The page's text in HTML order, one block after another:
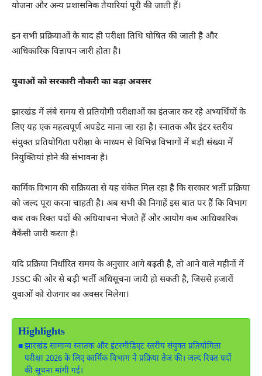
योजना और अन्य प्रशासनिक तैयारियां पूरी की जाती हैं।
इन सभी प्रक्रियाओं के बाद ही परीक्षा तिथि घोषित की जाती है और
आधिकारिक विज्ञापन जारी होता है।
युवाओं को सरकारी नौकरी का बड़ा अवसर
झारखंड में लंबे समय से प्रतियोगी परीक्षाओं का इंतजार कर रहे अभ्यर्थियों के
लिए यह एक महत्वपूर्ण अपडेट माना जा रहा है। स्नातक और इंटर स्तरीय
संयुक्त प्रतियोगिता परीक्षा के माध्यम से विभिन्न विभागों में बड़ी संख्या में
नियुक्तियां होने की संभावना है।
कार्मिक विभाग की सक्रियता से यह संकेत मिल रहा है कि सरकार भर्ती प्रक्रिया
को जल्द पूरा करना चाहती है। अब सभी की निगाहें इस बात पर हैं कि विभाग
कब तक रिक्त पदों की अधियाचना भेजते हैं और आयोग कब आधिकारिक
वैकेंसी जारी करता है।
यदि प्रक्रिया निर्धारित समय के अनुसार आगे बढ़ती है, तो आने वाले महीनों में
JSSC की ओर से बड़ी भर्ती अधिसूचना जारी हो सकती है, जिससे हजारों
युवाओं को रोजगार का अवसर मिलेगा।
Highlights
झारखंड सामान्य स्नातक और इंटरमीडिएट स्तरीय संयुक्त प्रतियोगिता
परीक्षा 2026 के लिए कार्मिक विभाग ने प्रक्रिया तेज की। जल्द रिक्त पदों
की सूचना मांगी गई।